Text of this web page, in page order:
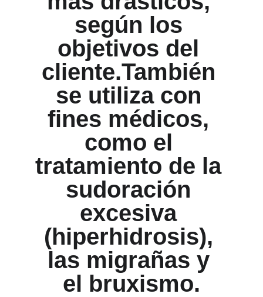
según los
objetivos del
cliente.También
se utiliza con
fines médicos,
como el
tratamiento de la
sudoración
excesiva
(hiperhidrosis),
las migrañas y
el bruxismo.